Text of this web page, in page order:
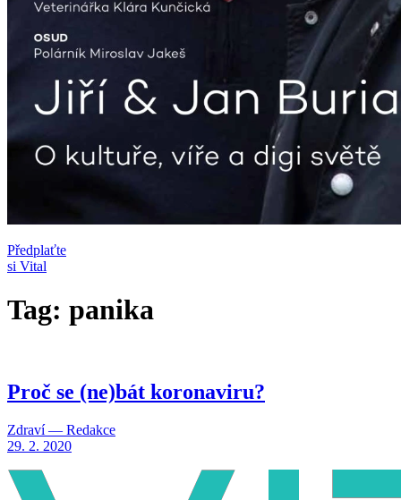
Předplaťte
si Vital
Tag: panika
Proč se (ne)bát koronaviru?
Zdraví — Redakce
29. 2. 2020